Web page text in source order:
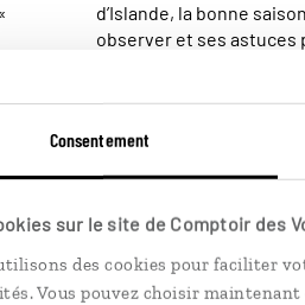
Consentement
sur le site de Comptoir des
des cookies pour faciliter
Vous pouvez choisir
d’Islande, la bonne
observer et ses astuces